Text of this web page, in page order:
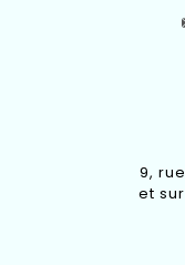
9,
et sur